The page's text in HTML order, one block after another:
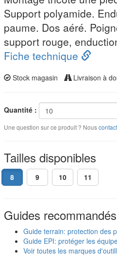
Support polyamide.
paume. Dos aéré.
support rouge,
Fiche technique
Stock magasin Livraison à
Quantité :
Une question sur ce produit ? Nous
Tailles disponibles
8 9 10 11
Guides recommandés
Guide terrain: protection des
Guide EPI: protéger les
Voir toutes les marques